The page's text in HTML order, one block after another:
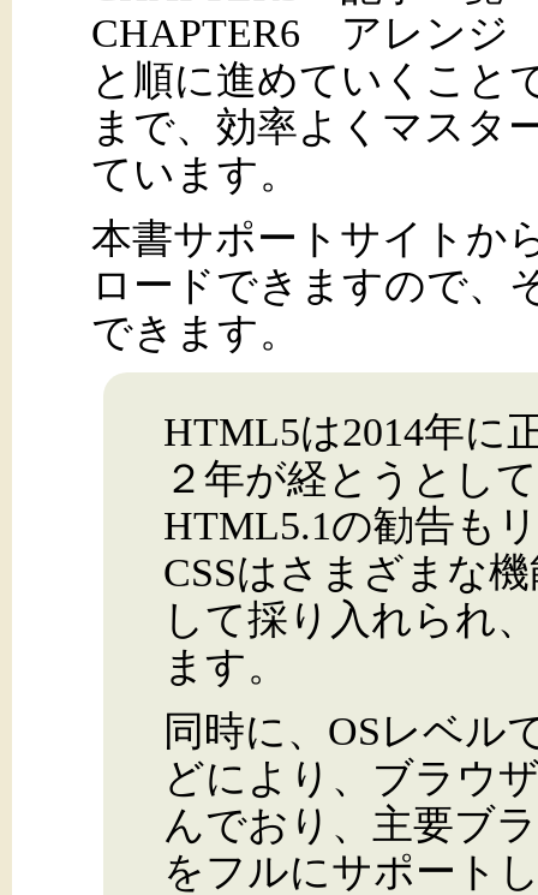
CHAPTER6 アレンジ
と順に進めていくこと
まで、効率よくマスタ
ています。
本書サポートサイトか
ロードできますので、
できます。
HTML5は2014年に
２年が経とうとし
HTML5.1の勧告も
CSSはさまざまな
して採り入れられ
ます。
同時に、OSレベル
どにより、ブラウ
んでおり、主要ブ
をフルにサポート